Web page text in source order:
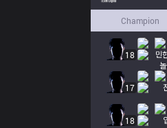
Champion
18
17
18